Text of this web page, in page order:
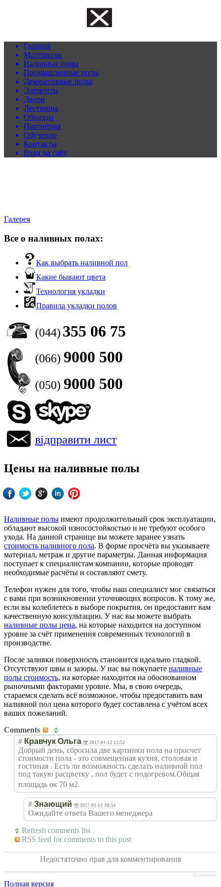
Главная
Материалы
Наливные полы
Промышленные полы
Декоративные полы
Элементы
Двери
Лестницы
Образцы
Партнёрам
Обучение
Контакты
Вход на сайт
Галерея
Все о наливных полах:
Как выбрать наливной пол
Какие бывают цвета
Технология укладки
Правила укладки полов
(044) 355 06 75
(066) 9000 500
(050) 9000 500
відправити лист
Цены на наливные полы
Наливные полы имеют продолжительный срок эксплуатации,
обладают высокой износостойкостью и не требуют особого
ухода. На данной странице вы можете заранее узнать
стоимость наливного пола. В форме просчёта вы указываете
материал, метраж и другие параметры. Данная информация
поступает к специалистам компании, которые проводят
необходимые расчёты и составляют смету.
Телефон нужен для того, чтобы наш специалист мог связаться
с вами при возникновении уточняющих вопросов. К тому же,
если вы колеблетесь в выборе покрытия, он предоставит вам
качественную консультацию. У нас вы можете выбрать
наливные полы цена, на которые находится на доступном
уровне за счёт применения современных технологий в
производстве.
После заливки поверхность становится идеально гладкой.
Отсутствуют швы и зазоры. У нас вы покупаете наливные
полы стоимость, на которые находится на обоснованном
рыночными факторами уровне. Мы, в свою очередь,
стараемся сделать всё возможное, чтобы предоставить вам
наливной пол цена которого будет составлена с учётом всех
ваших пожеланий.
Comments
# Кравчук Ольга 2017-01-12 22:52
Добрый день, сбросила две картинки пола на просчет
стоимости пола - это совмещенная кухня, столовая и
гостиная . Есть ли возможность сделать наливной пол
под такую расцветку , пол будет с подогревом.Общая
площадь ок 70 м2.
# Знающий 2017-01-13 10:34
Ожидайте ответа Вашего менеджера
Refresh comments list
RSS feed for comments to this post
Недостаточно прав для комментирования
JComments
Полная версия